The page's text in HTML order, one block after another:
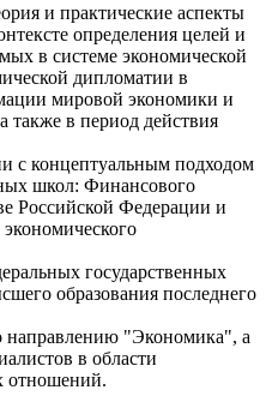
и практические аспекты
определения целей и
в системе экономической
дипломатии в
мировой экономики и
в период действия
с концептуальным подходом
школ: Финансового
Российской Федерации и
экономического
государственных
образования последнего
направлению "Экономика", а
в области
отношений.